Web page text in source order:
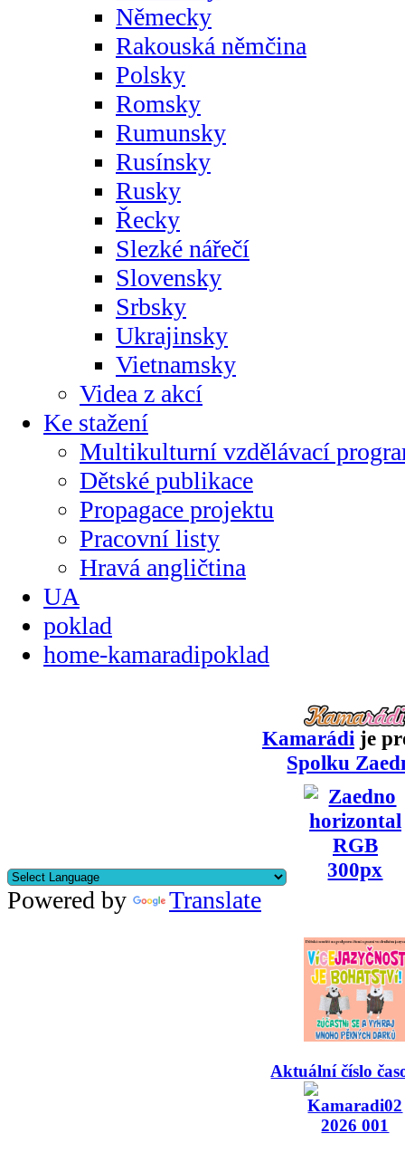
Německy
Rakouská němčina
Polsky
Romsky
Rumunsky
Rusínsky
Rusky
Řecky
Slezké nářečí
Slovensky
Srbsky
Ukrajinsky
Vietnamsky
Videa z akcí
Ke stažení
Multikulturní vzdělávací
Dětské publikace
Propagace projektu
Pracovní listy
Hravá angličtina
UA
poklad
home-kamaradipoklad
Kamarádi je
Spolku
Powered by Translate
Aktuální číslo